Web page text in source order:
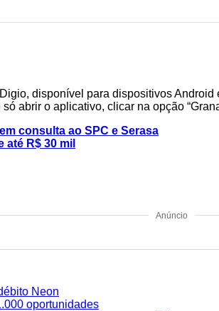
disponível para dispositivos
abrir o aplicativo, clicar na opção
consulta ao SPC e Serasa
R$ 30 mil
Anúncio
Neon
oportunidades